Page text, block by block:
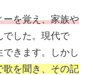
ーを覚え、家族や
でした。現代で
きます。しかし
歌を聞き、その記